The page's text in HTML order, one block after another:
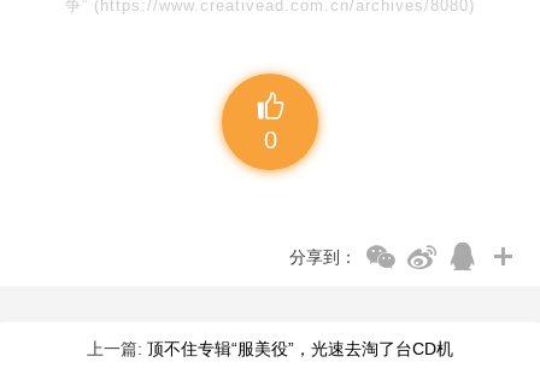
争” (https://www.creativead.com.cn/archives/8080)
0
分享到：
上一篇: 顶不住专辑“服美役”，光速去淘了台CD机